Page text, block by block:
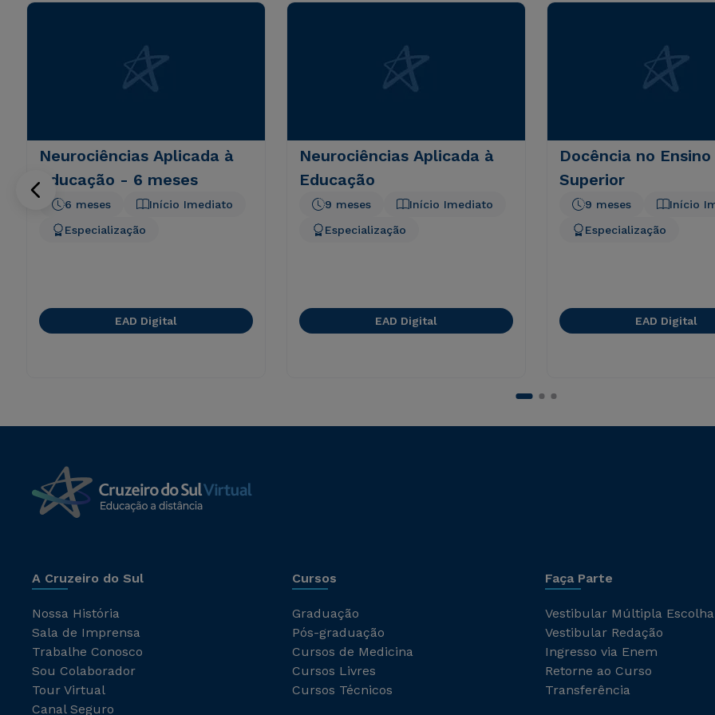
Neurociências Aplicada à
Educação - 6 meses
Início Imediato
6 meses
Especialização
EAD Digital
Neurociências Aplicada à
Educação
Início Imediato
9 meses
Especialização
EAD Digital
Docência no Ensino
Superior
Início
9 meses
Especialização
EAD Digital
A Cruzeiro do Sul
Nossa História
Sala de Imprensa
Trabalhe Conosco
Sou Colaborador
Tour Virtual
Canal Seguro
Cursos
Graduação
Pós-graduação
Cursos de Medicina
Cursos Livres
Cursos Técnicos
Faça Parte
Vestibular Múltipla Escolha
Vestibular Redação
Ingresso via Enem
Retorne ao Curso
Transferência